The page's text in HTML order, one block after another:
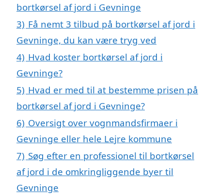
bortkørsel af jord i Gevninge
3) Få nemt 3 tilbud på bortkørsel af jord i
Gevninge, du kan være tryg ved
4) Hvad koster bortkørsel af jord i
Gevninge?
5) Hvad er med til at bestemme prisen på
bortkørsel af jord i Gevninge?
6) Oversigt over vognmandsfirmaer i
Gevninge eller hele Lejre kommune
7) Søg efter en professionel til bortkørsel
af jord i de omkringliggende byer til
Gevninge